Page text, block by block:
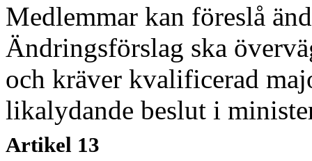
Medlemmar kan föreslå
Ändringsförslag ska
och kräver kvalificerad
likalydande beslut i
Artikel 13